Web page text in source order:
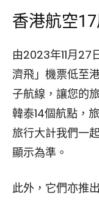
香港航空
由2023年11月27
濟飛」機票低至
子航線，讓您的
韓泰14個航點，
旅行大計我們一
顯示為準。
此外，它們亦推